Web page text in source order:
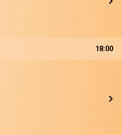
18:00